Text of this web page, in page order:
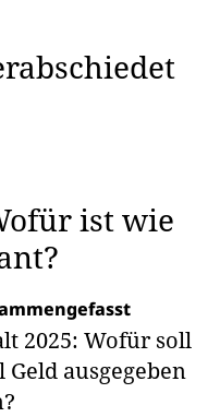
ist wie
2025: Wofür soll
ausgegeben